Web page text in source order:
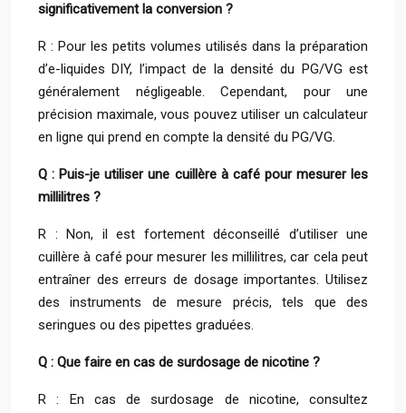
significativement la conversion ?
R : Pour les petits volumes utilisés dans la préparation
d’e-liquides DIY, l’impact de la densité du PG/VG est
généralement négligeable. Cependant, pour une
précision maximale, vous pouvez utiliser un calculateur
en ligne qui prend en compte la densité du PG/VG.
Q : Puis-je utiliser une cuillère à café pour mesurer les
millilitres ?
R : Non, il est fortement déconseillé d’utiliser une
cuillère à café pour mesurer les millilitres, car cela peut
entraîner des erreurs de dosage importantes. Utilisez
des instruments de mesure précis, tels que des
seringues ou des pipettes graduées.
Q : Que faire en cas de surdosage de nicotine ?
R : En cas de surdosage de nicotine, consultez